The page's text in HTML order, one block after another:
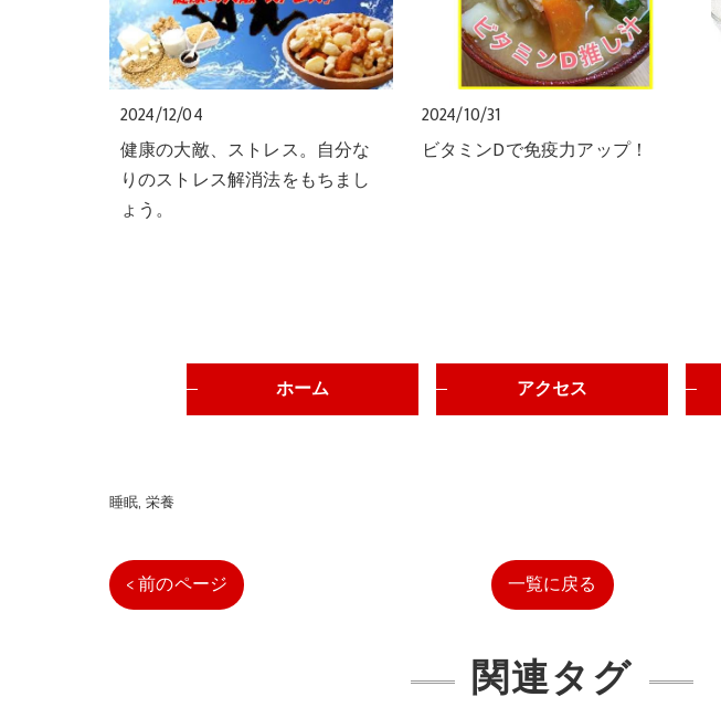
2024/12/04
健康の大敵、ストレス。自分な
りのストレス解消法をもちまし
ょう。
2024/10/31
ビタミンDで免疫力アップ！
ホーム アクセス
睡眠 栄養
< 前のページ 一覧に戻る
関連タグ